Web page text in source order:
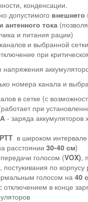
конденсации.
допустимого внешнего
антенного тока
и питания рации)
и выбранной
при
напряжения
номера канала и
в сетке (с
при
- заряда аккумуляторов
PTT в широком
расстоянии 30-40 см)
голосом (VOX),
по корпусу
голосом на40
отключением в конце